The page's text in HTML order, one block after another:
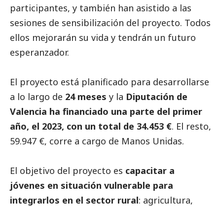
participantes, y también han asistido a las
sesiones de sensibilización del proyecto. Todos
ellos mejorarán su vida y tendrán un futuro
esperanzador.
El proyecto está planificado para desarrollarse
a lo largo de 24 meses y la Diputación de
Valencia ha financiado una parte del primer
año, el 2023, con un total de 34.453 €. El resto,
59.947 €, corre a cargo de Manos Unidas.
El objetivo del proyecto es capacitar a
jóvenes en situación vulnerable para
integrarlos en el sector rural: agricultura,